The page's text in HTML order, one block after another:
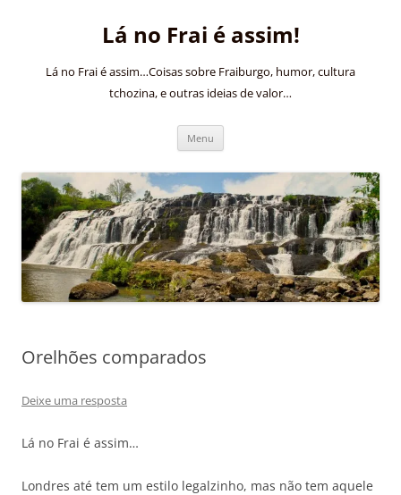
Lá no Frai é assim!
Lá no Frai é assim…Coisas sobre Fraiburgo, humor, cultura
tchozina, e outras ideias de valor…
Menu
Orelhões comparados
Deixe uma resposta
Lá no Frai é assim…
Londres até tem um estilo legalzinho, mas não tem aquele